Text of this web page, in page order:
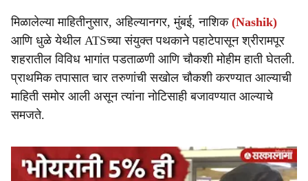
मिळालेल्या माहितीनुसार, अहिल्यानगर, मुंबई, नाशिक (Nashik)
आणि धुळे येथील ATSच्या संयुक्त पथकाने पहाटेपासून श्रीरामपूर
शहरातील विविध भागांत पडताळणी आणि चौकशी मोहीम हाती घेतली.
प्राथमिक तपासात चार तरुणांची सखोल चौकशी करण्यात आल्याची
माहिती समोर आली असून त्यांना नोटिसाही बजावण्यात आल्याचे
समजते.